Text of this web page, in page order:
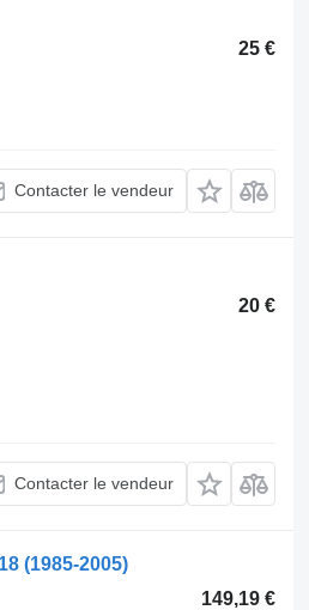
25 €
Contacter le vendeur
20 €
Contacter le vendeur
(1985-2005)
149,19 €